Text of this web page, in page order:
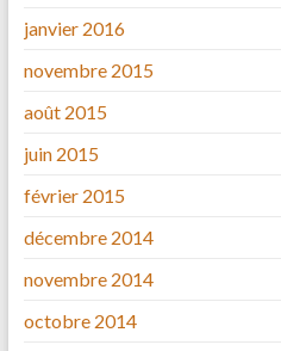
janvier 2016
novembre 2015
août 2015
juin 2015
février 2015
décembre 2014
novembre 2014
octobre 2014